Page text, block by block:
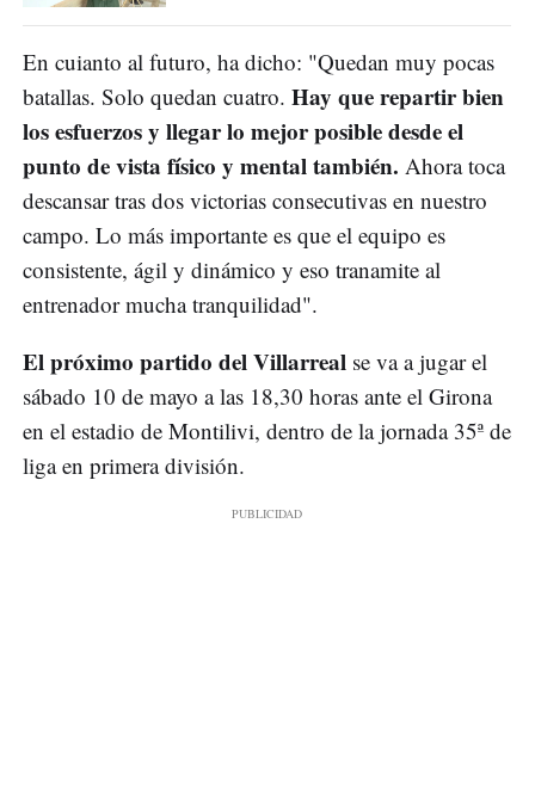
En cuianto al futuro, ha dicho: "Quedan muy pocas
batallas. Solo quedan cuatro. Hay que repartir bien
los esfuerzos y llegar lo mejor posible desde el
punto de vista físico y mental también. Ahora toca
descansar tras dos victorias consecutivas en nuestro
campo. Lo más importante es que el equipo es
consistente, ágil y dinámico y eso tranamite al
entrenador mucha tranquilidad".
El próximo partido del Villarreal se va a jugar el
sábado 10 de mayo a las 18,30 horas ante el Girona
en el estadio de Montilivi, dentro de la jornada 35ª de
liga en primera división.